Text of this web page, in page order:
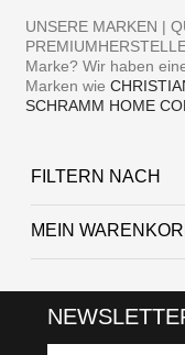
UNSERE MARKEN |
Marke? Wir haben
Marken wie
SCHRAMM HOME
FILTERN NACH
MEIN